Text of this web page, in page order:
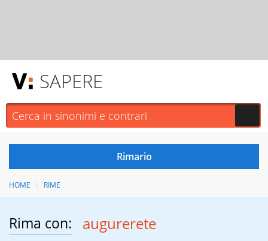
SAPERE
HOME RIME
Rima con: augurerete